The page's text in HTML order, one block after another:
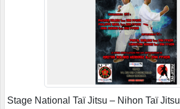
Stage National Taï Jitsu – Nihon Taï Jitsu